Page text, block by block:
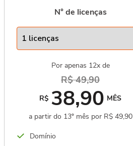
N° de licenças
Por apenas 12x de
R$ 49,90
R$ 38,90 MÊS
a partir do 13º mês por R$ 49,90
Domínio